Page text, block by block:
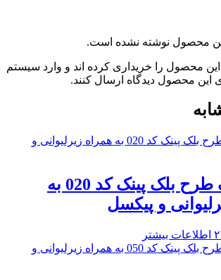
محصول نوشته نشده است.
محصول را خریداری کرده اند و وارد سیستم
این محصول دیدگاه ارسال کنند.
ست ماگ طرح بلک پینک کد 020 به
و پیکسل
اطلاعات بیشتر